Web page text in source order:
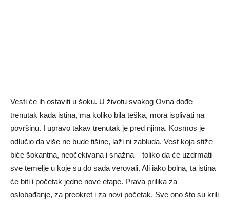
Vesti će ih ostaviti u šoku. U životu svakog Ovna dođe
trenutak kada istina, ma koliko bila teška, mora isplivati na
površinu. I upravo takav trenutak je pred njima. Kosmos je
odlučio da više ne bude tišine, laži ni zabluda. Vest koja stiže
biće šokantna, neočekivana i snažna – toliko da će uzdrmati
sve temelje u koje su do sada verovali. Ali iako bolna, ta istina
će biti i početak jedne nove etape. Prava prilika za
oslobađanje, za preokret i za novi početak. Sve ono što su krili